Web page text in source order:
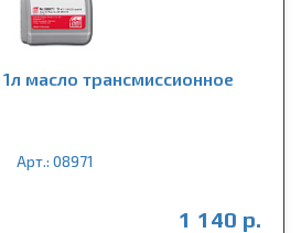
1л масло трансмиссионное
Арт.: 08971
1 140 р.